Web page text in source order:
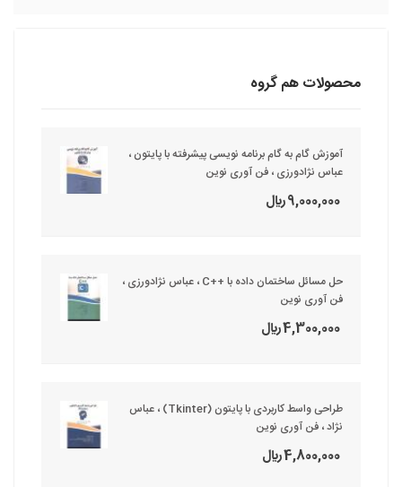
محصولات هم گروه
آموزش گام به گام برنامه نویسی پیشرفته با پایتون ،
عباس نژادورزی ، فن آوری نوین
9,000,000 ريال
حل مسائل ساختمان داده با ++C ، عباس نژادورزی ،
فن آوری نوین
4,300,000 ريال
طراحی واسط کاربردی با پایتون (Tkinter) ، عباس
نژاد ، فن آوری نوین
4,800,000 ريال